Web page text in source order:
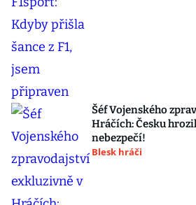
Šéf Vojenského
Hráčích: Česku
nebezpečí!
Blesk hráči